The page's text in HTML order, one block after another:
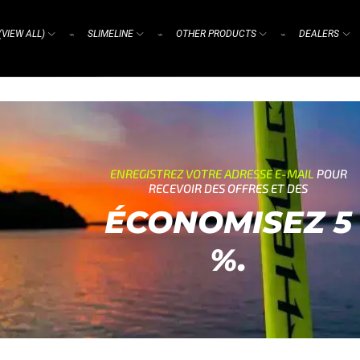
ALL) ⌁ SLIMELINE ⌁ OTHER PRODUCTS ⌁ DEALERS
ENREGISTREZ VOTRE ADRESSE E-MAIL POUR
RECEVOIR DES OFFRES ET DES
ÉCONOMISEZ 5
%.